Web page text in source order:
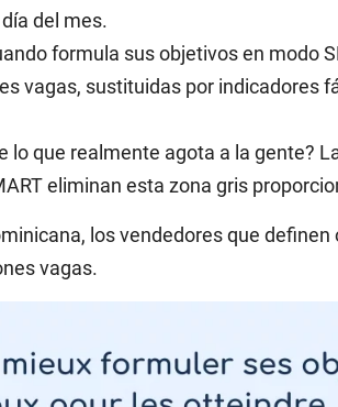
del mes.
formula sus objetivos en modo
vagas, sustituidas por indicadores
lo que realmente agota a la gente?
eliminan esta zona gris
los vendedores que
vagas.